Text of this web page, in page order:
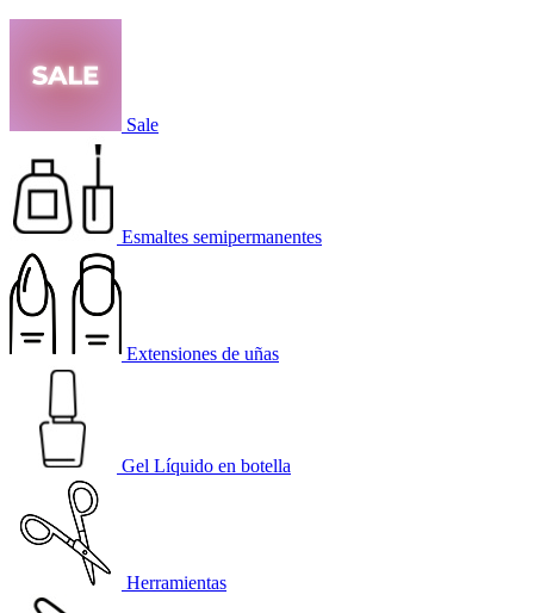
Sale
Esmaltes semipermanentes
Extensiones de uñas
Gel Líquido en botella
Herramientas